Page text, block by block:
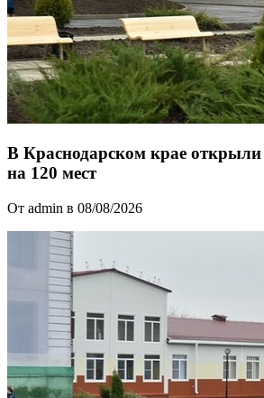
В Краснодарском крае
на 120 мест
От admin в 08/08/2026